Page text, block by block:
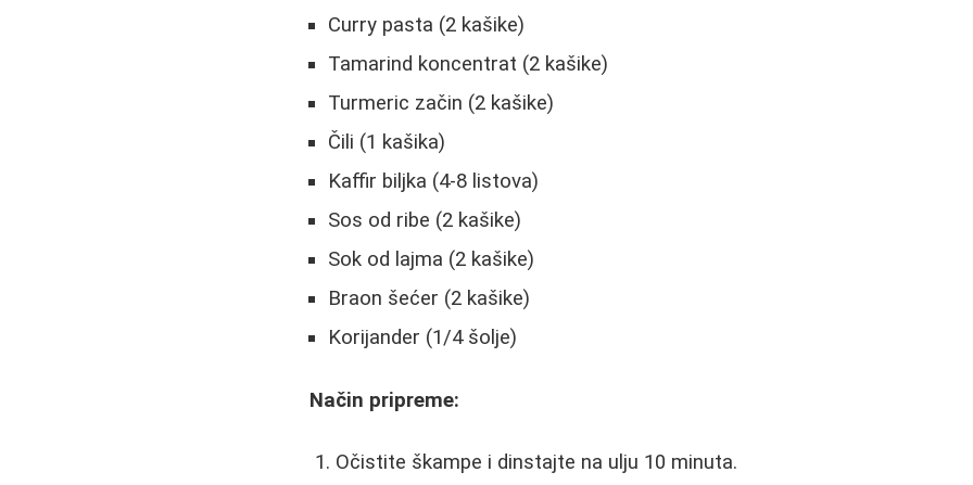
Curry pasta (2 kašike)
Tamarind koncentrat (2 kašike)
Turmeric začin (2 kašike)
Čili (1 kašika)
Kaffir biljka (4-8 listova)
Sos od ribe (2 kašike)
Sok od lajma (2 kašike)
Braon šećer (2 kašike)
Korijander (1/4 šolje)
Način pripreme:
Očistite škampe i dinstajte na ulju 10 minuta.